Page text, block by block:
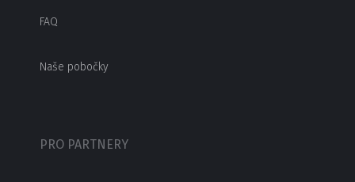
FAQ
Naše pobočky
PRO PARTNERY